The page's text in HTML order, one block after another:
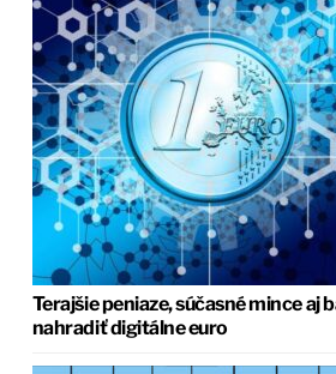
Terajšie peniaze, súčasné mince aj
nahradiť digitálne euro